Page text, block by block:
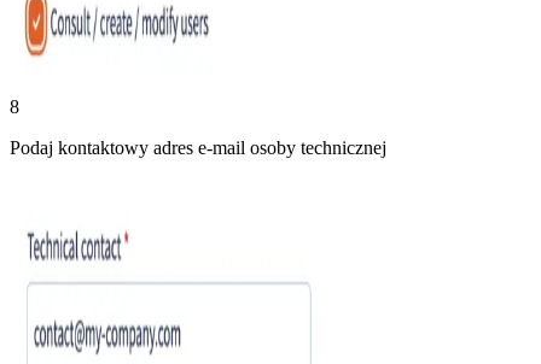
8
Podaj kontaktowy adres e-mail osoby technicznej